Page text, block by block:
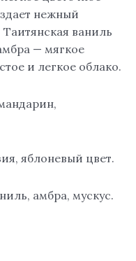
нежный
ваниль
— мягкое
и легкое облако.
яблоневый цвет.
амбра, мускус.